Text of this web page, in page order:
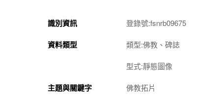
識別資訊 登錄號:fsnrb09675
資料類型 類型:佛教、碑誌
型式:靜態圖像
主題與關鍵字 佛教拓片